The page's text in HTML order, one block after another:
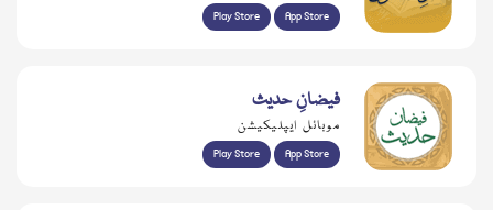
Play Store App Store
فیضانِ حدیث
موبائل ایپلیکیشن
Play Store App Store